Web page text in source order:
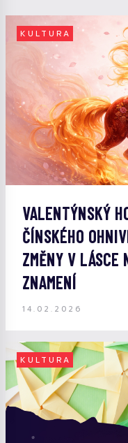
KULTURA
VALENTÝNSKÝ
ČÍNSKÉHO
ZMĚNY V LÁSCE
ZNAMENÍ
14.02.2026
KULTURA